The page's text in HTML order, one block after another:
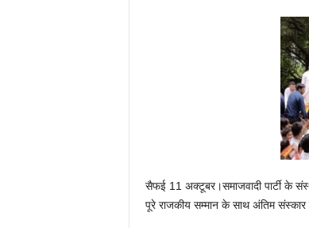
सैफई 11 अक्टूबर।समाजवादी पार्टी के
पूरे राजकीय सम्मान के साथ अंतिम संस्कार